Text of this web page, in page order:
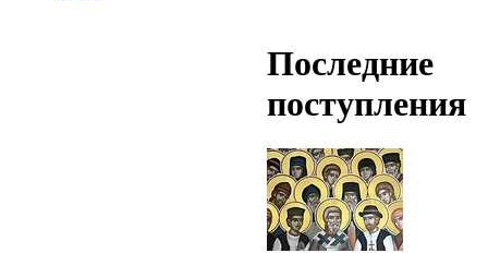
Последние
поступления